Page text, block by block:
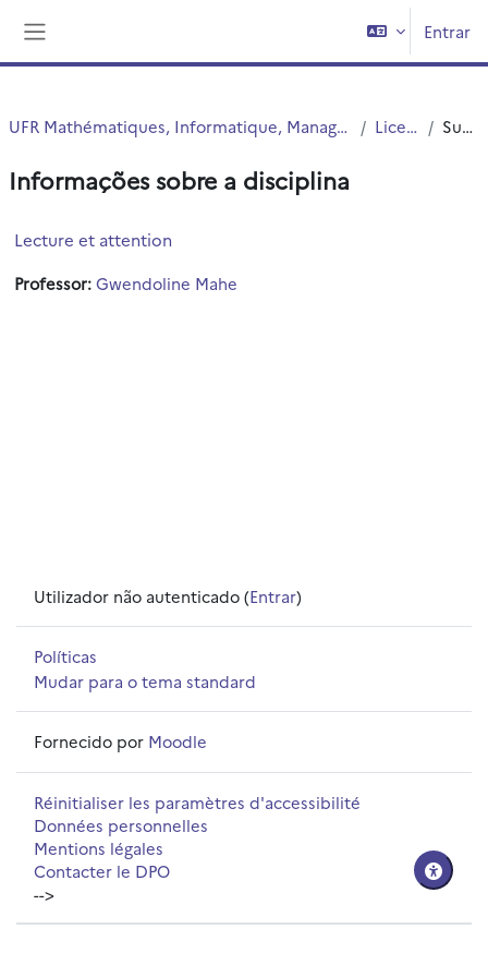
Entrar
UFR Mathématiques, Informatique, Management, Economie (MIME) Licence 2 Sumário
Informações sobre a disciplina
Lecture et attention
Professor:Gwendoline Mahe
Utilizador não autenticado (Entrar)
Políticas
Mudar para o tema standard
Fornecido por Moodle
Réinitialiser les paramètres d'accessibilité
Données personnelles
Mentions légales
Contacter le DPO
-->